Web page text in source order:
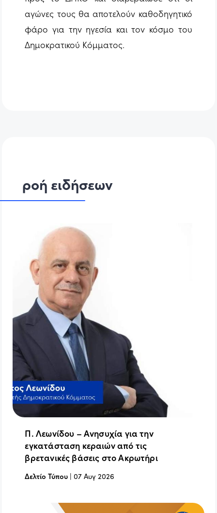
αγώνες τους θα αποτελούν καθοδηγητικό
φάρο για την ηγεσία και τον κόσμο του
Δημοκρατικού Κόμματος.
ροή ειδήσεων
Π. Λεωνίδου – Ανησυχία για την
εγκατάσταση κεραιών από τις
βρετανικές βάσεις στο Ακρωτήρι
Δελτίο Τύπου |07 Αυγ 2026